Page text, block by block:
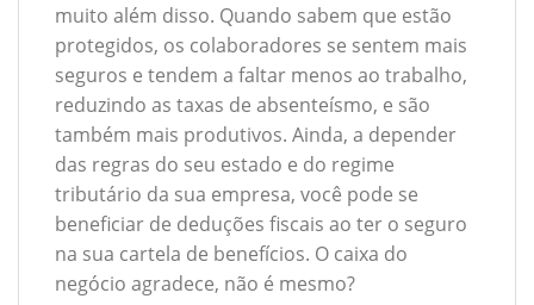
muito além disso. Quando sabem que estão
protegidos, os colaboradores se sentem mais
seguros e tendem a faltar menos ao trabalho,
reduzindo as taxas de absenteísmo, e são
também mais produtivos. Ainda, a depender
das regras do seu estado e do regime
tributário da sua empresa, você pode se
beneficiar de deduções fiscais ao ter o seguro
na sua cartela de benefícios. O caixa do
negócio agradece, não é mesmo?